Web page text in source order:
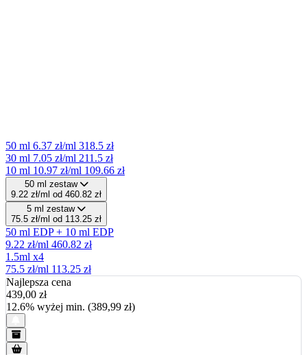
50 ml 6.37 zł/ml 318.5 zł
30 ml 7.05 zł/ml 211.5 zł
10 ml 10.97 zł/ml 109.66 zł
50 ml zestaw
9.22 zł/ml od 460.82 zł
5 ml zestaw
75.5 zł/ml od 113.25 zł
50 ml EDP + 10 ml EDP
9.22 zł/ml 460.82 zł
1.5ml x4
75.5 zł/ml 113.25 zł
Najlepsza cena
439,00 zł
12.6% wyżej min. (389,99 zł)